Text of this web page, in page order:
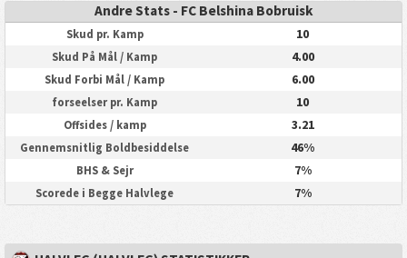
Andre Stats - FC Belshina Bobruisk
Skud pr. Kamp 10
Skud På Mål / Kamp 4.00
Skud Forbi Mål / Kamp 6.00
forseelser pr. Kamp 10
Offsides / kamp 3.21
Gennemsnitlig Boldbesiddelse 46%
BHS & Sejr 7%
Scorede i Begge Halvlege 7%